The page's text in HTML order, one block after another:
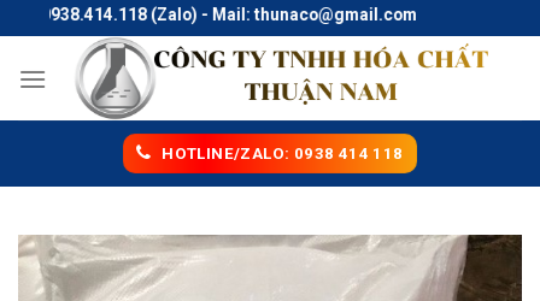
to
content
0938.414.118 (Zalo) - Mail: thunaco@gmail.com
HOTLINE/ZALO: 0938 414 118